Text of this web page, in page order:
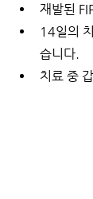
재발된
14일의
습니다.
치료 중